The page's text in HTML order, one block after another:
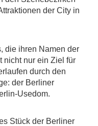
der City in
die ihren Namen der
nicht nur ein Ziel für
durch den
der Berliner
Usedom.
Stück der Berliner